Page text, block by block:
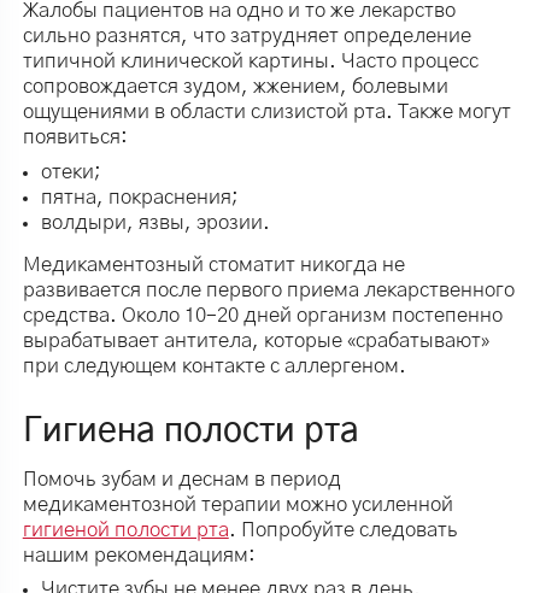
Жалобы пациентов на одно и то же лекарство
сильно разнятся, что затрудняет определение
типичной клинической картины. Часто процесс
сопровождается зудом, жжением, болевыми
ощущениями в области слизистой рта. Также могут
появиться:
отеки;
пятна, покраснения;
волдыри, язвы, эрозии.
Медикаментозный стоматит никогда не
развивается после первого приема лекарственного
средства. Около 10–20 дней организм постепенно
вырабатывает антитела, которые «срабатывают»
при следующем контакте с аллергеном.
Гигиена полости рта
Помочь зубам и деснам в период
медикаментозной терапии можно усиленной
гигиеной полости рта. Попробуйте следовать
нашим рекомендациям: